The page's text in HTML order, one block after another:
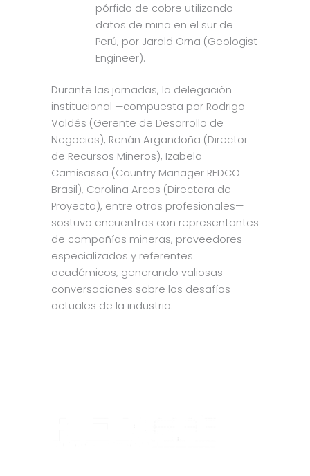
pórfido de cobre utilizando
datos de mina en el sur de
Perú, por Jarold Orna (Geologist
Engineer).
Durante las jornadas, la delegación
institucional —compuesta por Rodrigo
Valdés (Gerente de Desarrollo de
Negocios), Renán Argandoña (Director
de Recursos Mineros), Izabela
Camisassa (Country Manager REDCO
Brasil), Carolina Arcos (Directora de
Proyecto), entre otros profesionales—
sostuvo encuentros con representantes
de compañías mineras, proveedores
especializados y referentes
académicos, generando valiosas
conversaciones sobre los desafíos
actuales de la industria.